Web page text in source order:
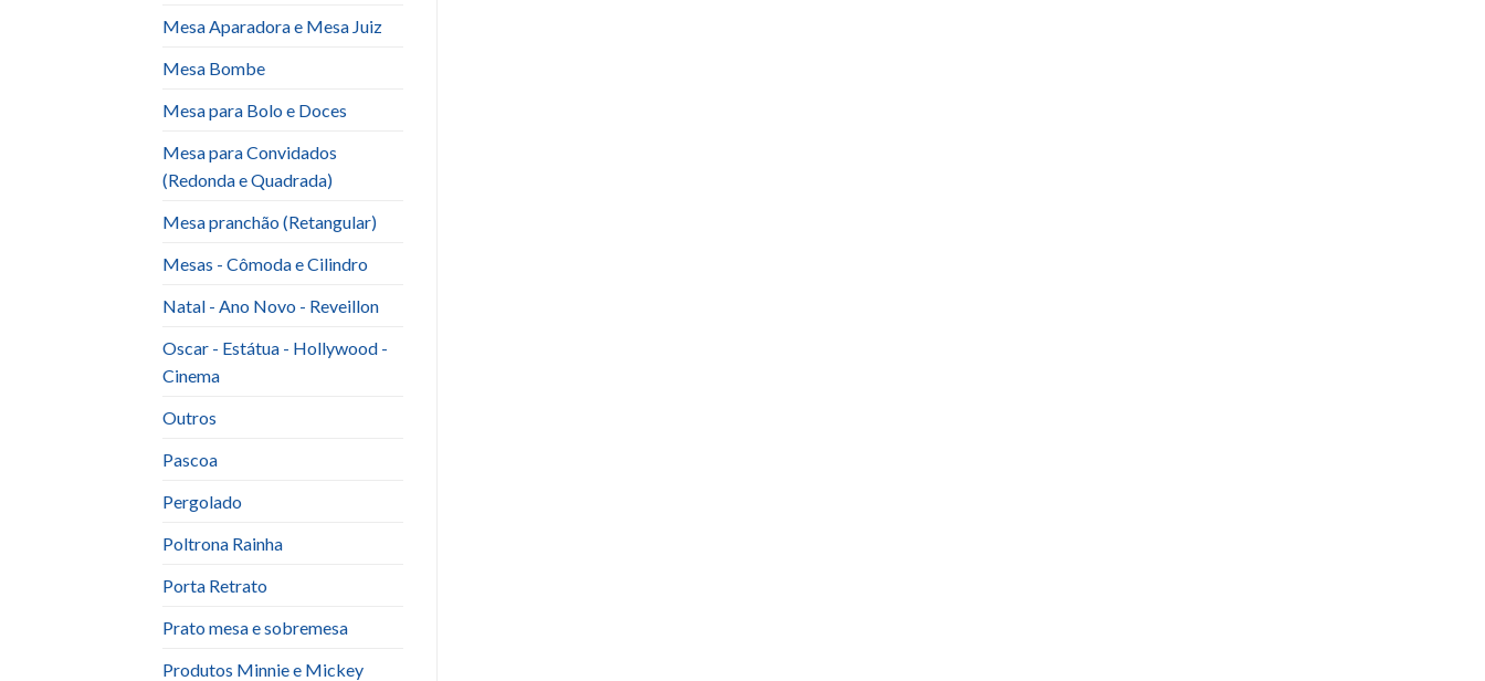
Mesa Aparadora e Mesa Juiz
Mesa Bombe
Mesa para Bolo e Doces
Mesa para Convidados
(Redonda e Quadrada)
Mesa pranchão (Retangular)
Mesas - Cômoda e Cilindro
Natal - Ano Novo - Reveillon
Oscar - Estátua - Hollywood -
Cinema
Outros
Pascoa
Pergolado
Poltrona Rainha
Porta Retrato
Prato mesa e sobremesa
Produtos Minnie e Mickey